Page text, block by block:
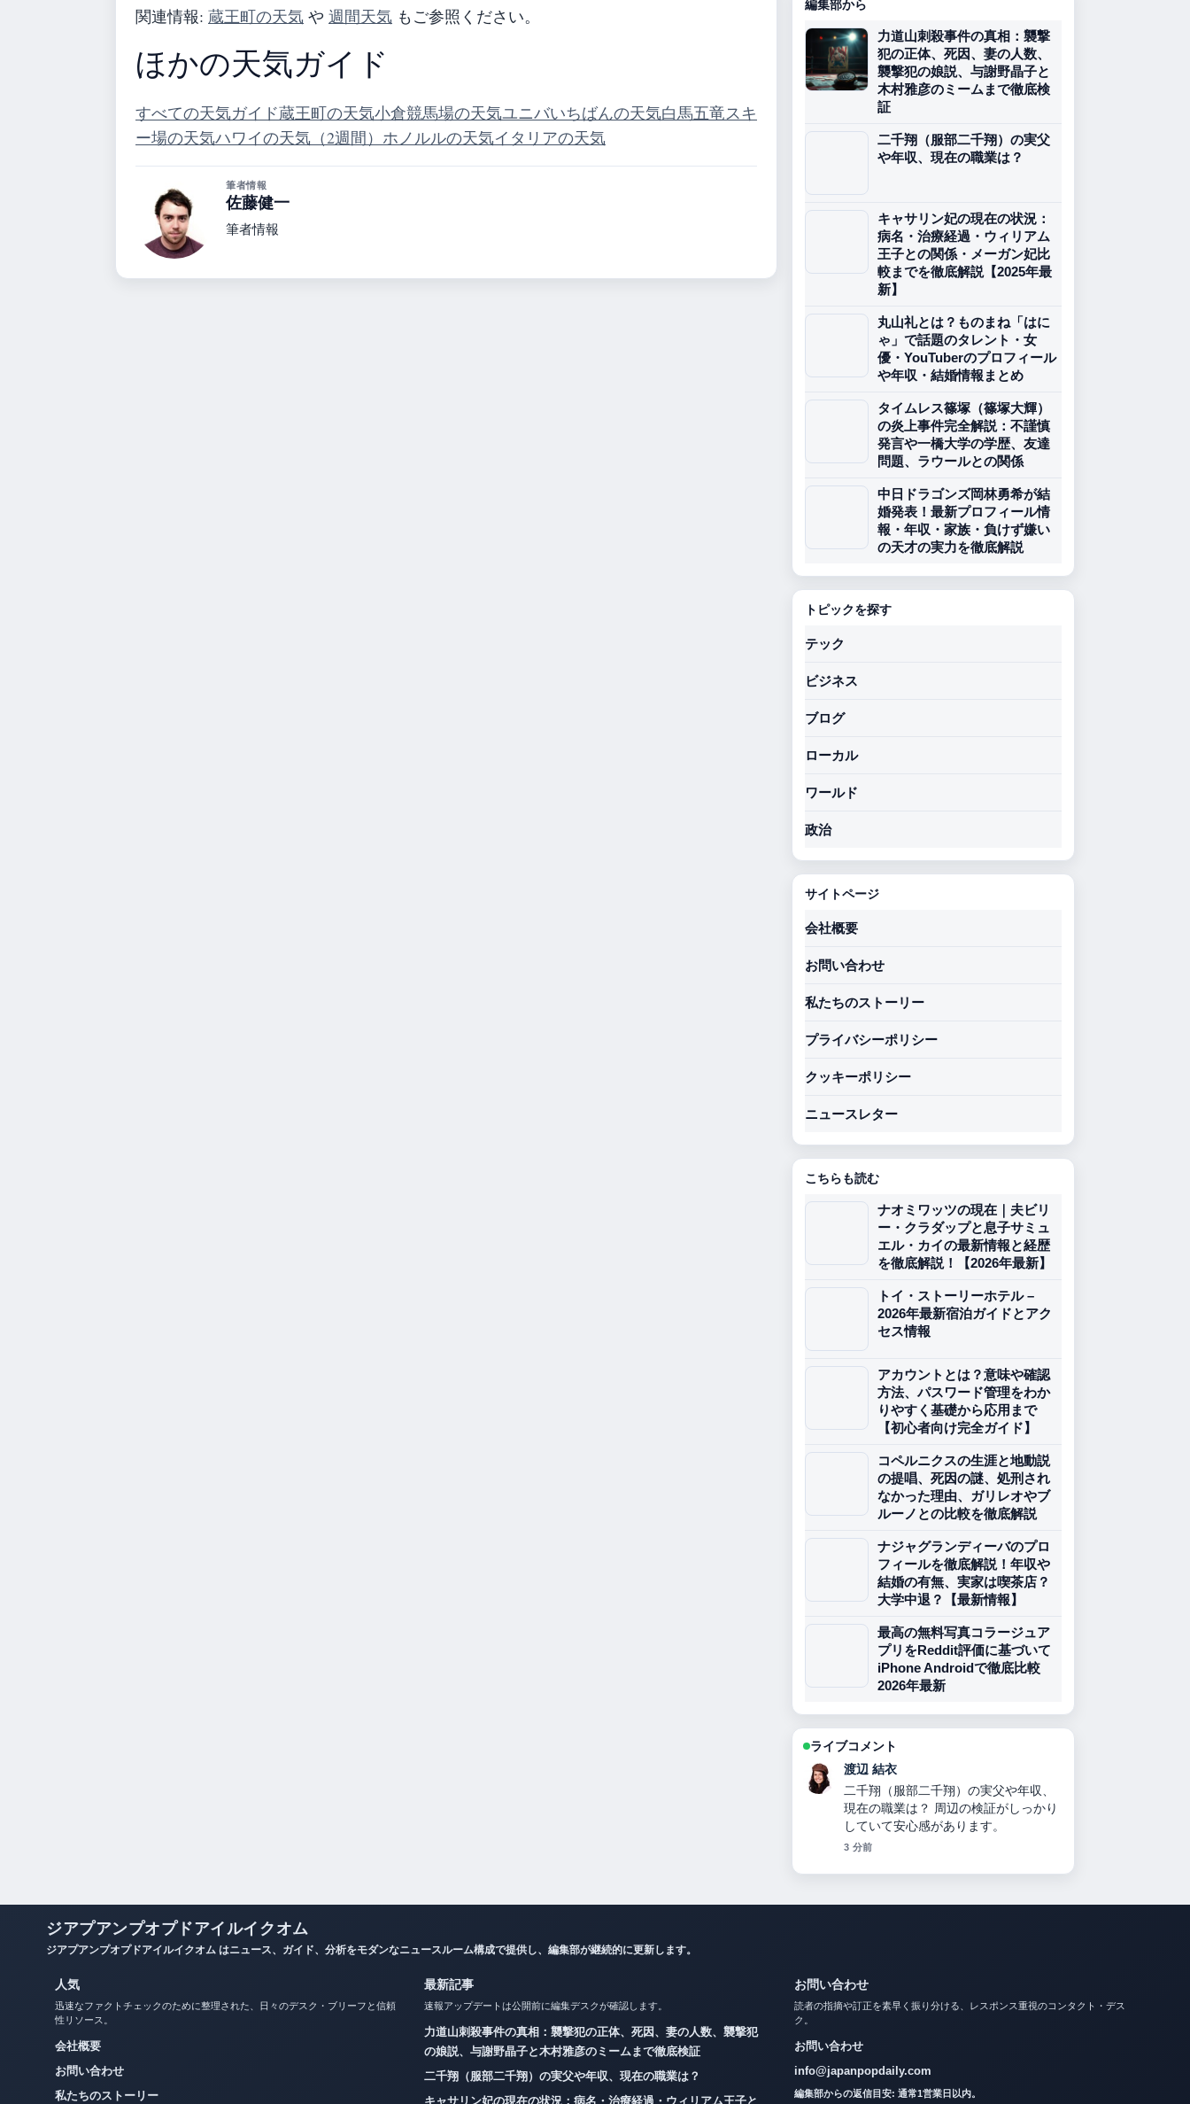
関連情報: 蔵王町の天気 や 週間天気 もご参照ください。
ほかの天気ガイド
すべての天気ガイド蔵王町の天気小倉競馬場の天気ユニバいちばんの天気白馬五竜スキ
ー場の天気ハワイの天気（2週間） ホノルルの天気イタリアの天気
筆者情報
佐藤健一
筆者情報
編集部から
力道山刺殺事件の真相：襲撃
犯の正体、死因、妻の人数、
襲撃犯の娘説、与謝野晶子と
木村雅彦のミームまで徹底検
証
二千翔（服部二千翔）の実父
や年収、現在の職業は？
キャサリン妃の現在の状況：
病名・治療経過・ウィリアム
王子との関係・メーガン妃比
較までを徹底解説【2025年最
新】
丸山礼とは？ものまね「はに
ゃ」で話題のタレント・女
優・YouTuberのプロフィール
や年収・結婚情報まとめ
タイムレス篠塚（篠塚大輝）
の炎上事件完全解説：不謹慎
発言や一橋大学の学歴、友達
問題、ラウールとの関係
中日ドラゴンズ岡林勇希が結
婚発表！最新プロフィール情
報・年収・家族・負けず嫌い
の天才の実力を徹底解説
トピックを探す
テック
ビジネス
ブログ
ローカル
ワールド
政治
サイトページ
会社概要
お問い合わせ
私たちのストーリー
プライバシーポリシー
クッキーポリシー
ニュースレター
こちらも読む
ナオミワッツの現在｜夫ビリ
ー・クラダップと息子サミュ
エル・カイの最新情報と経歴
を徹底解説！【2026年最新】
トイ・ストーリーホテル –
2026年最新宿泊ガイドとアク
セス情報
アカウントとは？意味や確認
方法、パスワード管理をわか
りやすく基礎から応用まで
【初心者向け完全ガイド】
コペルニクスの生涯と地動説
の提唱、死因の謎、処刑され
なかった理由、ガリレオやブ
ルーノとの比較を徹底解説
ナジャグランディーバのプロ
フィールを徹底解説！年収や
結婚の有無、実家は喫茶店？
大学中退？【最新情報】
最高の無料写真コラージュア
プリをReddit評価に基づいて
iPhone Androidで徹底比較
2026年最新
ライブコメント
小林 大智
キャサリン妃の現在の状況：病名・治
療経過・ウィリアム王子との関係・メ
ーガン妃比較までを徹底解説【2025年
最新】 の整理がとても分かりやすいで
ジアプアンプオプドアイルイクオム
迅速なファクトチェックのために整理された、日々のデスク・ブリーフと信頼
性リソース。
会社概要
最新記事
速報アップデートは公開前に編集デスクが確認します。
力道山刺殺事件の真相：襲撃犯の正体、死因、妻の人数、襲撃犯
の娘説、与謝野晶子と木村雅彦のミームまで徹底検証
読者の指摘や訂正を素早く振り分ける、レスポンス重視のコンタクト・デス
ク。
お問い合わせ